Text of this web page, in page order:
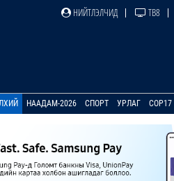
НИЙТЛЭЛЧИД ТВ8
НААДАМ-2026 СПОРТ УРЛАГ COP17